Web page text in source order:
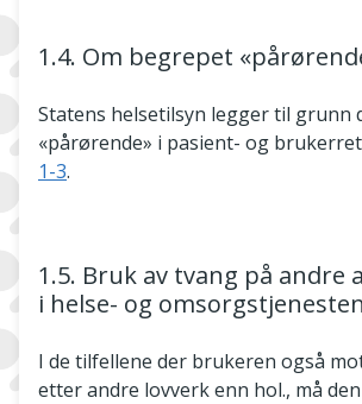
1.4. Om begrepet
Statens helsetilsyn legger til grunn
«pårørende» i pasient- og
1-3.
1.5. Bruk av tvang på andre
i helse- og omsorgstjenesten
I de tilfellene der brukeren også
etter andre lovverk enn hol., må